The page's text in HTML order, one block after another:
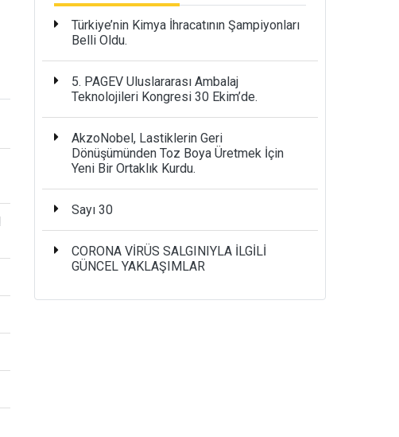
Türkiye’nin Kimya İhracatının Şampiyonları
Belli Oldu.
5. PAGEV Uluslararası Ambalaj
Teknolojileri Kongresi 30 Ekim’de.
AkzoNobel, Lastiklerin Geri
Dönüşümünden Toz Boya Üretmek İçin
Yeni Bir Ortaklık Kurdu.
Sayı 30
CORONA VİRÜS SALGINIYLA İLGİLİ
GÜNCEL YAKLAŞIMLAR